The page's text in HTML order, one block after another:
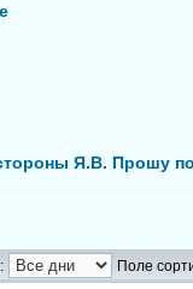
Я.В. Прошу
Поле